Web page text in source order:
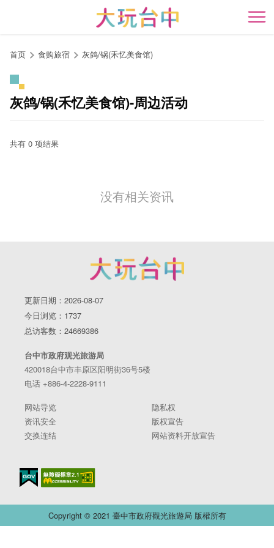
开
首页 食购旅宿 灰鸽/锅(禾忆美食馆)
灰鸽/锅(禾忆美食馆)-周边活动
共有 0 项结果
没有相关资讯
更新日期：2026-08-07
今日浏览：1737
总访客数：24669386
台中市政府观光旅游局
420018台中市丰原区阳明街36号5楼
电话 +886-4-2228-9111
网站导览
隐私权
资讯安全
版权宣告
交换连结
网站资料开放宣告
Copyright © 2021 臺中市政府觀光旅遊局 版權所有